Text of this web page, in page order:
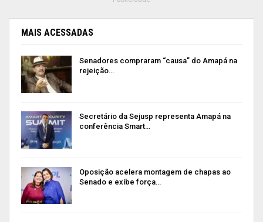
MAIS ACESSADAS
Senadores compraram “causa” do Amapá na
rejeição…
Secretário da Sejusp representa Amapá na
conferência Smart…
Oposição acelera montagem de chapas ao
Senado e exibe força…